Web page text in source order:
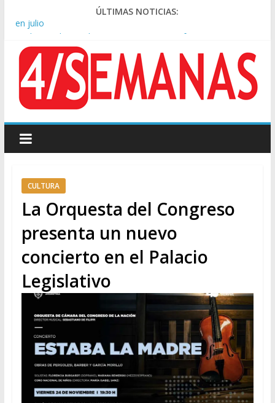
ÚLTIMAS NOTICIAS:
Rechazo a la Ley de Tierras: se espera un fuerte operativo
frente al Congreso
El rechazo al proyecto de Ley de Tierras predominó en las
redes
Manuel Belgrano: Reparación Historia en el solar natal
Confirmado: el papa León XIV visitará la Argentina entre el 8 y
el 11 de noviembre
en julio
CULTURA
La Orquesta del Congreso
presenta un nuevo
concierto en el Palacio
Legislativo